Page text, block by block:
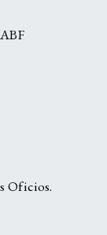
Oficios.